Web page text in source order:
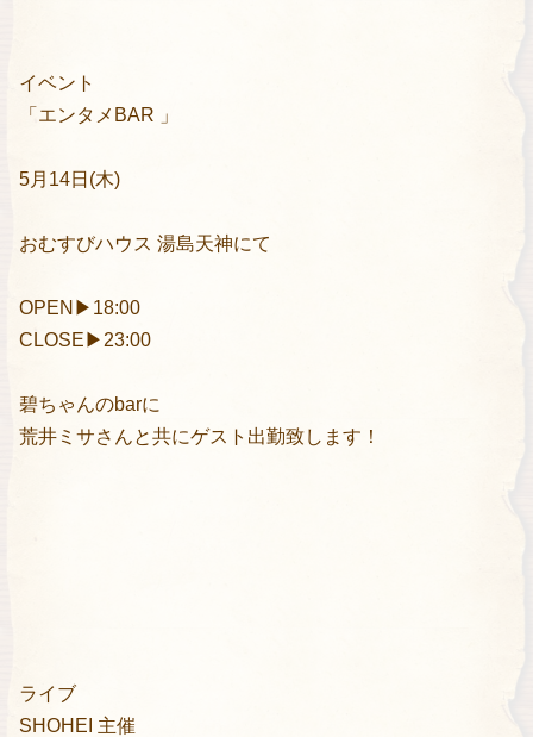
イベント
「エンタメBAR 」
5月14日(木)
おむすびハウス 湯島天神にて
OPEN▶︎18:00
CLOSE▶︎23:00
碧ちゃんのbarに
荒井ミサさんと共にゲスト出勤致します！
ライブ
SHOHEI 主催